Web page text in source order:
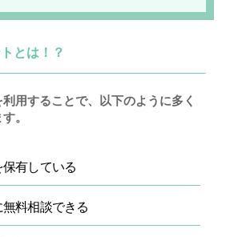
とは！？
用することで、以下のように多く
。
有している
料相談できる